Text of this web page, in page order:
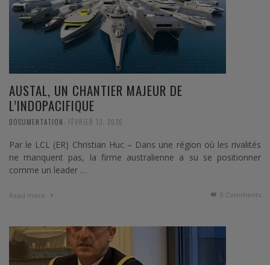
AUSTAL, UN CHANTIER MAJEUR DE
L’INDOPACIFIQUE
DOCUMENTATION FÉVRIER 13, 2026
Par le LCL (ER) Christian Huc – Dans une région où les rivalités
ne manquent pas, la firme australienne a su se positionner
comme un leader …
Read more 0 Comments